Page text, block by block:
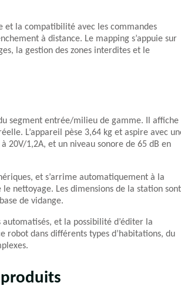
et la compatibilité avec les commandes
à distance. Le mapping s’appuie sur
la gestion des zones interdites et le
segment entrée/milieu de gamme. Il affiche
L’appareil pèse 3,64 kg et aspire avec
20V/1,2A, et un niveau sonore de 65 dB en
et s’arrime automatiquement à la
nettoyage. Les dimensions de la station sont
de vidange.
et la possibilité d’éditer la
robot dans différents types d’habitations, du